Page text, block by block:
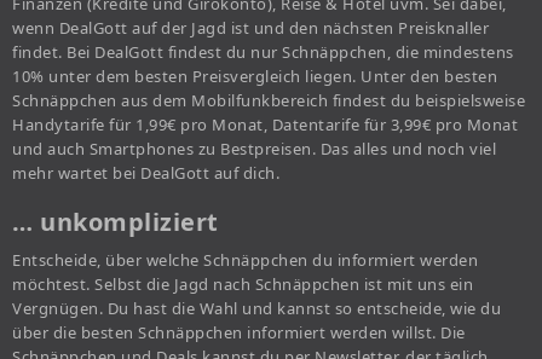
wenn DealGott auf der Jagd ist und den nächsten Preisknaller
findet. Bei DealGott findest du nur Schnäppchen, die mindestens
10% unter dem besten Preisvergleich liegen. Unter den besten
Schnäppchen aus dem Mobilfunkbereich findest du beispielsweise
Handytarife für 1,99€ pro Monat, Datentarife für 3,99€ pro Monat
und auch Smartphones zu Bestpreisen. Das alles und noch viel
mehr wartet bei DealGott auf dich.
… unkompliziert
Entscheide, über welche Schnäppchen du informiert werden
möchtest. Selbst die Jagd nach Schnäppchen ist mit uns ein
Vergnügen. Du hast die Wahl und kannst so entscheide, wie du
über die besten Schnäppchen informiert werden willst. Die